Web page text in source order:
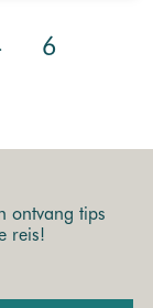
6
ontvang tips
reis!